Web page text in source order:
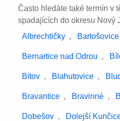
Často hledáte také termín v
spadajících do okresu Nový
Albrechtičky , Bartošovice
Bernartice nad Odrou ,
Bítov , Blahutovice ,
Bravantice , Bravinné ,
Dobešov , Dolejší